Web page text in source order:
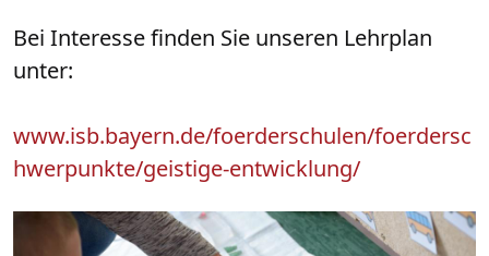
Bei Interesse finden Sie unseren Lehrplan
unter:
www.isb.bayern.de/foerderschulen/foerdersc
hwerpunkte/geistige-entwicklung/